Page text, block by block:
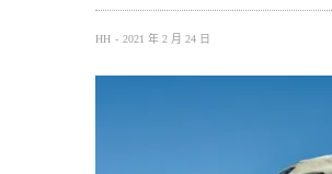
HH 2021 年 2 月 24 日